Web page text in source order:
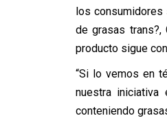
los consumidores
de grasas trans?,
producto sigue
“Si lo vemos en
nuestra iniciativa
conteniendo